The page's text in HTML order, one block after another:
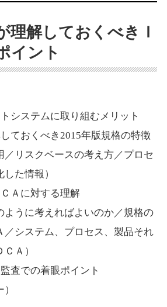
理解しておくべきＩ
イント
システムに取り組むメリット
ておくべき2015年版規格の特徴
リスクベースの考え方／プロセ
た情報）
Ａに対する理解
うに考えればよいのか／規格の
／システム、プロセス、製品それ
Ａ）
査での着眼ポイント